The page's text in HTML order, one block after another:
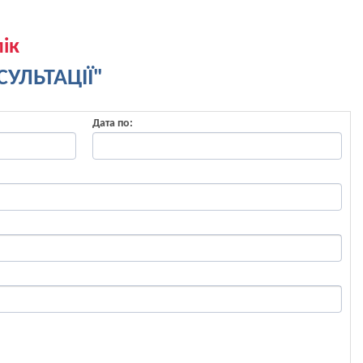
Дата по: